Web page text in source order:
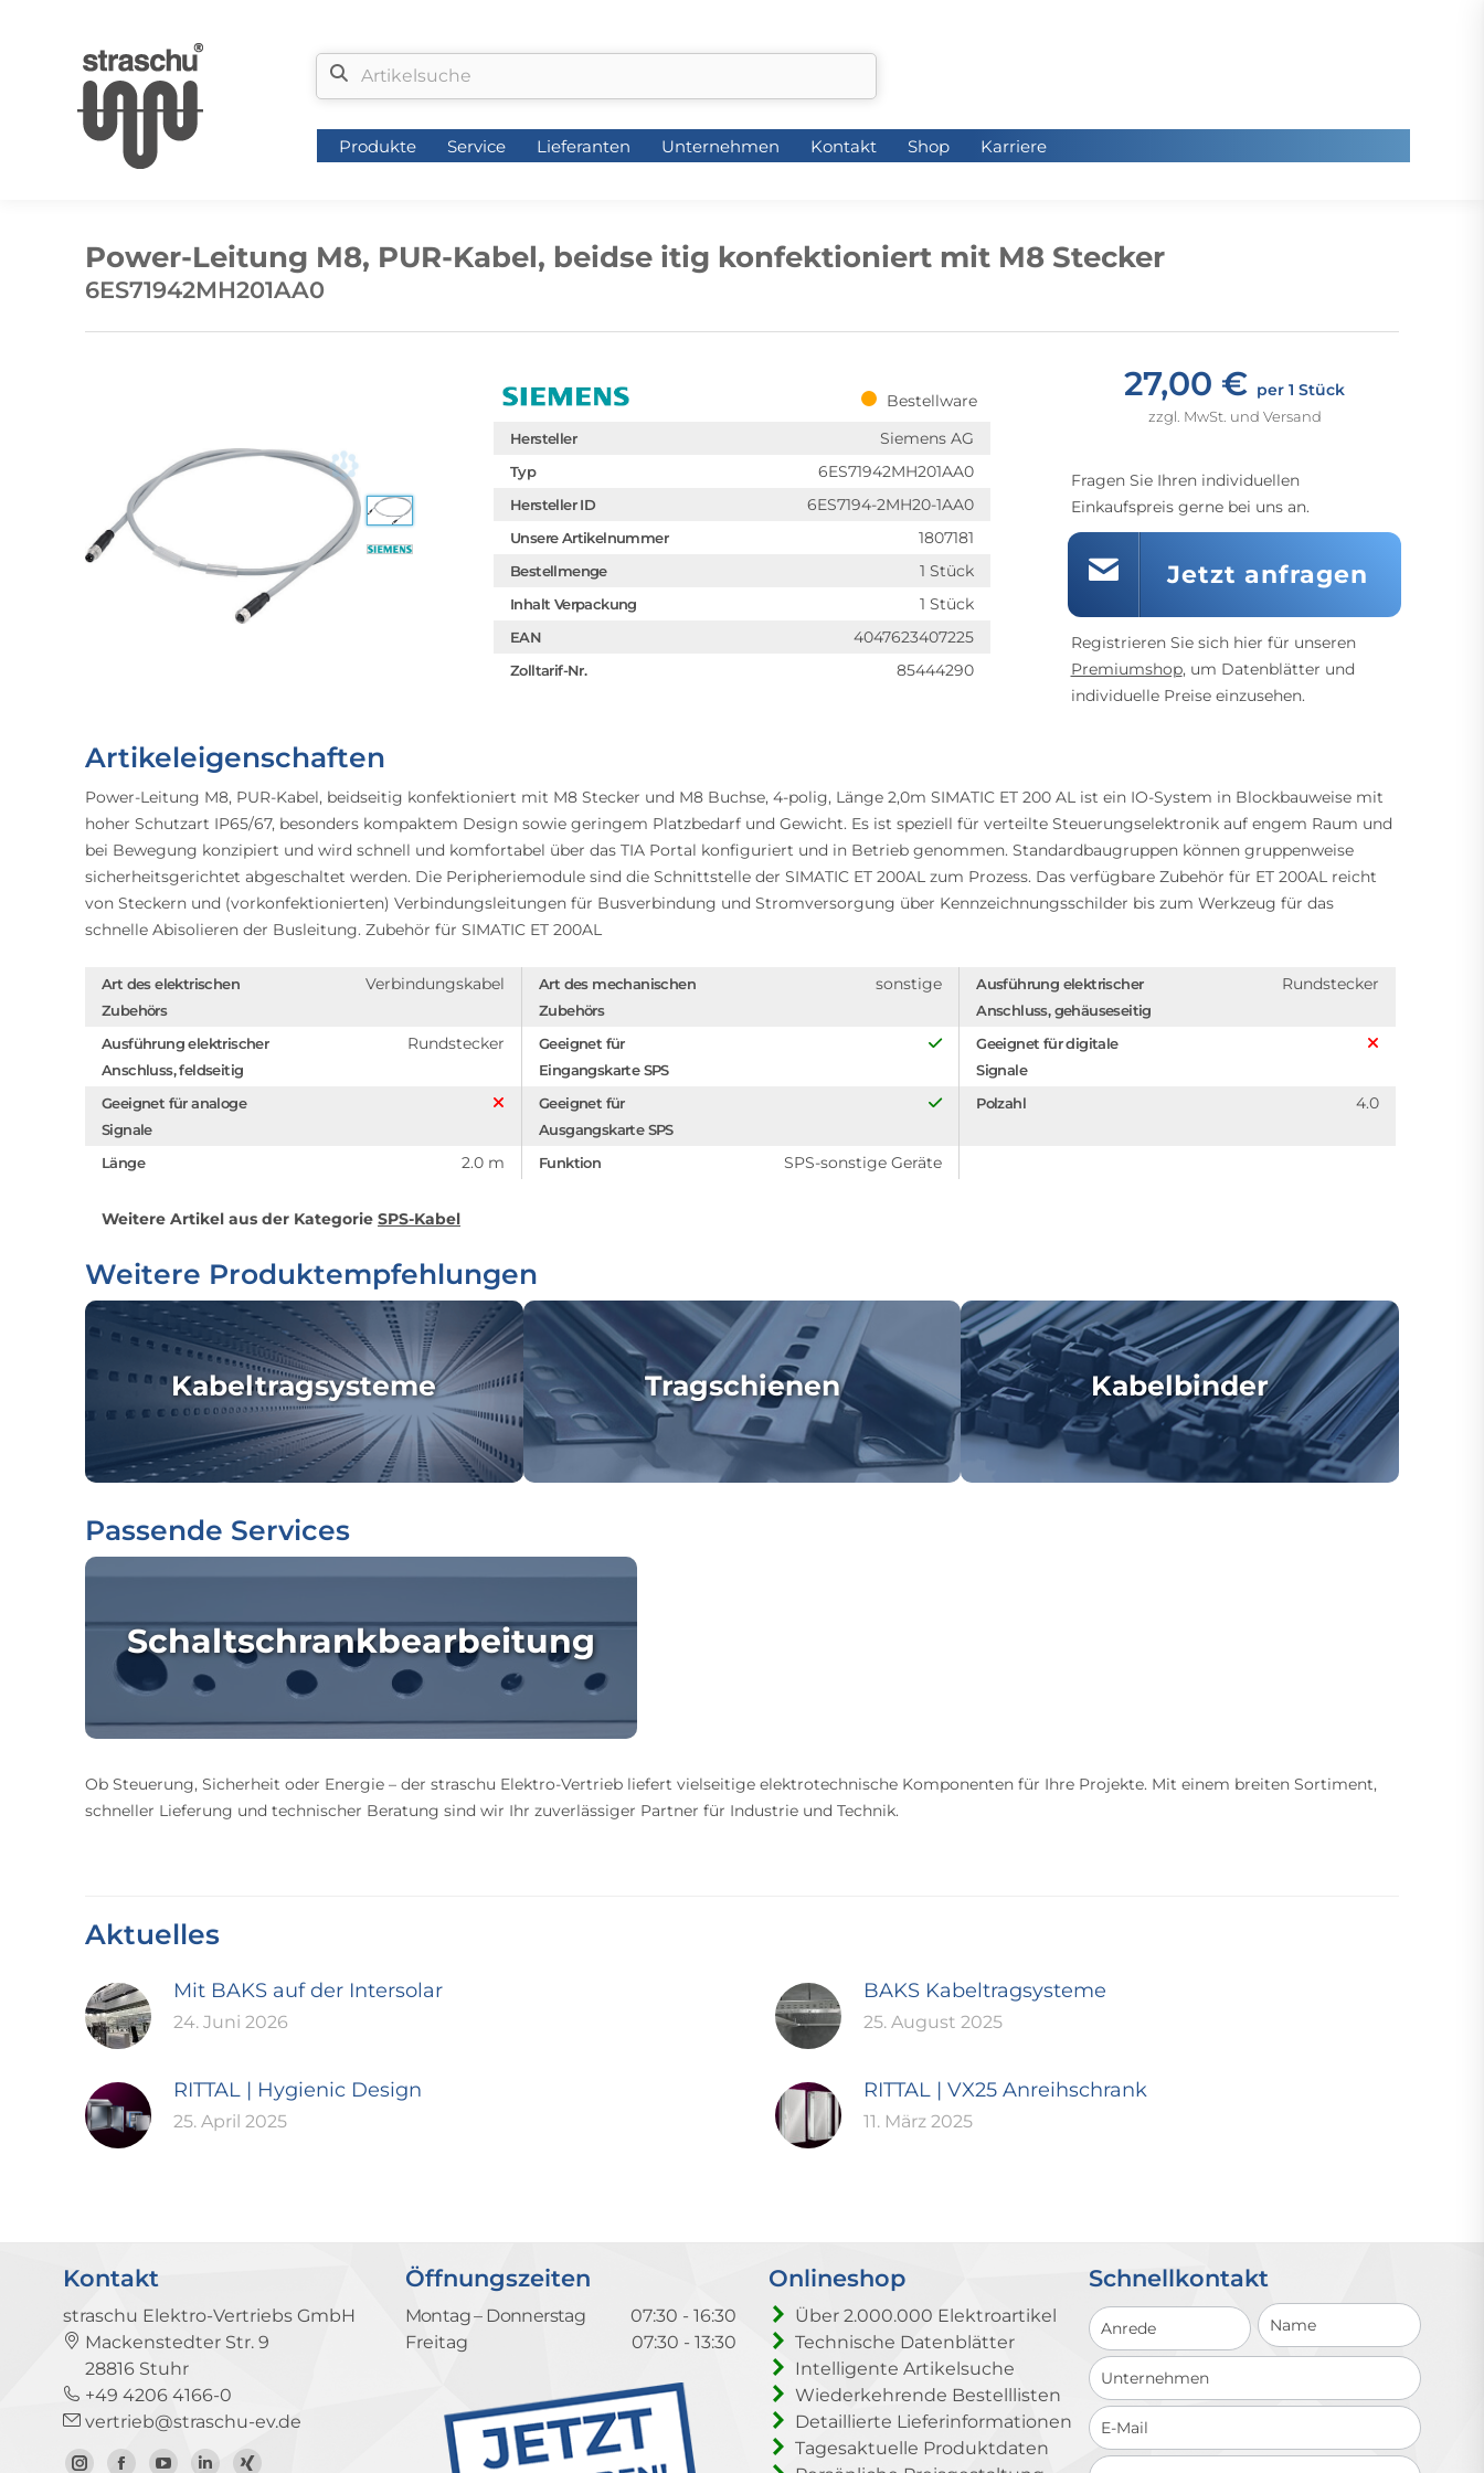
Produkte Service Lieferanten Unternehmen Kontakt Shop Karriere
Power-Leitung M8, PUR-Kabel, beidse itig konfektioniert mit M8 Stecker
6ES71942MH201AA0
Bestellware
Hersteller Siemens AG
Typ 6ES71942MH201AA0
Hersteller ID 6ES7194-2MH20-1AA0
Unsere Artikelnummer 1807181
Bestellmenge 1 Stück
Inhalt Verpackung 1 Stück
EAN 4047623407225
Zolltarif-Nr. 85444290
27,00 € per 1 Stück
zzgl. MwSt. und Versand
Fragen Sie Ihren individuellen
Einkaufspreis gerne bei uns an.
Jetzt anfragen
Registrieren Sie sich hier für unseren
Premiumshop, um Datenblätter und
individuelle Preise einzusehen.
Artikeleigenschaften
Power-Leitung M8, PUR-Kabel, beidseitig konfektioniert mit M8 Stecker und M8 Buchse, 4-polig, Länge 2,0m SIMATIC ET 200 AL ist ein IO-System in Blockbauweise mit
hoher Schutzart IP65/67, besonders kompaktem Design sowie geringem Platzbedarf und Gewicht. Es ist speziell für verteilte Steuerungselektronik auf engem Raum und
bei Bewegung konzipiert und wird schnell und komfortabel über das TIA Portal konfiguriert und in Betrieb genommen. Standardbaugruppen können gruppenweise
sicherheitsgerichtet abgeschaltet werden. Die Peripheriemodule sind die Schnittstelle der SIMATIC ET 200AL zum Prozess. Das verfügbare Zubehör für ET 200AL reicht
von Steckern und (vorkonfektionierten) Verbindungsleitungen für Busverbindung und Stromversorgung über Kennzeichnungsschilder bis zum Werkzeug für das
schnelle Abisolieren der Busleitung. Zubehör für SIMATIC ET 200AL
Art des elektrischen
Zubehörs
Verbindungskabel
Art des mechanischen
Zubehörs
sonstige
Ausführung elektrischer
Anschluss, gehäuseseitig
Rundstecker
Ausführung elektrischer
Anschluss, feldseitig
Rundstecker
Geeignet für
Eingangskarte SPS
Geeignet für digitale
Signale
Geeignet für analoge
Signale
Geeignet für
Ausgangskarte SPS
Polzahl 4.0
Länge 2.0 m Funktion SPS-sonstige Geräte
Weitere Artikel aus der Kategorie SPS-Kabel
Weitere Produktempfehlungen
Kabeltragsysteme Tragschienen Kabelbinder
Passende Services
Schaltschrankbearbeitung
Ob Steuerung, Sicherheit oder Energie – der straschu Elektro-Vertrieb liefert vielseitige elektrotechnische Komponenten für Ihre Projekte. Mit einem breiten Sortiment,
schneller Lieferung und technischer Beratung sind wir Ihr zuverlässiger Partner für Industrie und Technik.
Aktuelles
Mit BAKS auf der Intersolar
24. Juni 2026
BAKS Kabeltragsysteme
25. August 2025
RITTAL | Hygienic Design
25. April 2025
RITTAL | VX25 Anreihschrank
11. März 2025
Kontakt
straschu Elektro-Vertriebs GmbH
Mackenstedter Str. 9
28816 Stuhr
+49 4206 4166-0
vertrieb@straschu-ev.de
Öffnungszeiten
Montag – Donnerstag
07:30 - 16:30
Freitag
07:30 - 13:30
Onlineshop
Über 2.000.000 Elektroartikel
Technische Datenblätter
Intelligente Artikelsuche
Wiederkehrende Bestelllisten
Detaillierte Lieferinformationen
Tagesaktuelle Produktdaten
Schnellkontakt
Schnellkontakt
Produkte Service Lieferanten Unternehmen Kontakt